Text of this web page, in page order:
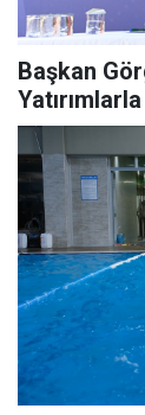
Başkan